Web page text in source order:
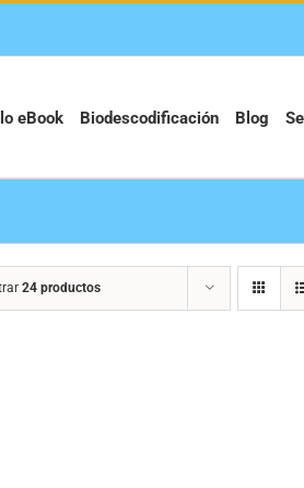
eBook Biodescodificación Blog
24 productos